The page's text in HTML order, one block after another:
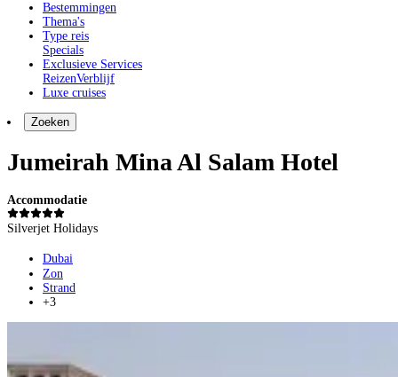
Bestemmingen
Thema's
Type reis
Specials
Exclusieve Services
ReizenVerblijf
Luxe cruises
Zoeken
Jumeirah Mina Al Salam Hotel
Accommodatie
Silverjet Holidays
Dubai
Zon
Strand
+3